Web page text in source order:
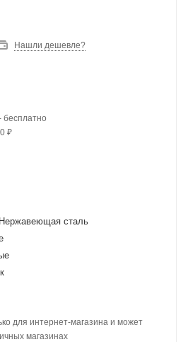
Нашли дешевле?
бесплатно
₽
Нержавеющая сталь
для интернет-магазина и может
магазинах